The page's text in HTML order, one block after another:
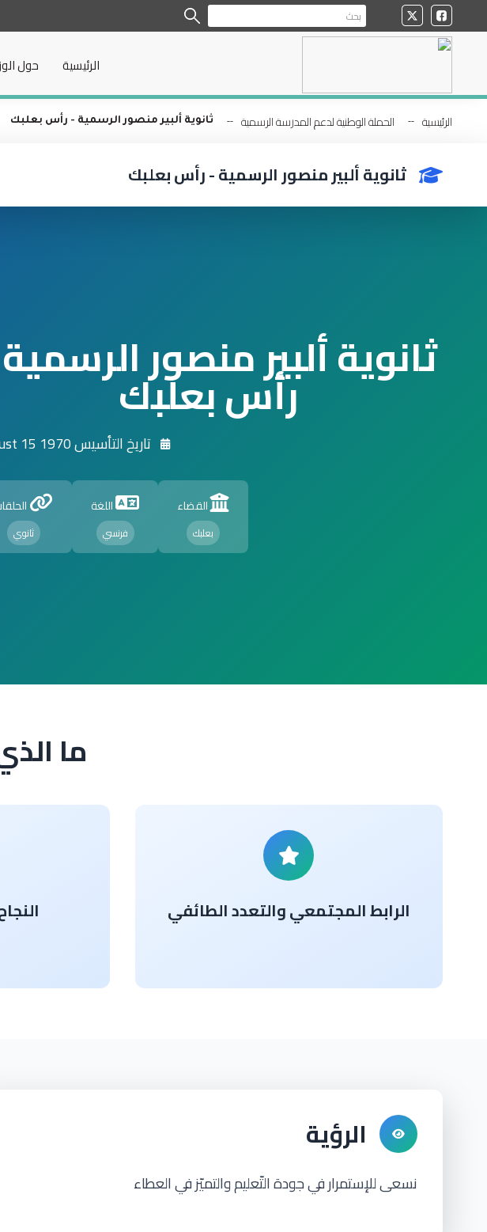
الرئيسية حول
الرئيسية الحملة الوطنية لدعم المدرسة الرسمية ثانوية ألبير منصور الرسمية - رأس بعلبك
ثانوية ألبير منصور الرسمية - رأس بعلبك
ثانوية ألبير منصور
رأس بعلبك
تاريخ التأسيس 1970 August 15
القضاء
بعلبك
اللغة
فرنسي ثانوي
ما
الرابط المجتمعي والتعدد الطائفي
الرؤية
نسعى للإستمرار في جودة التّعليم والتميّز في العطاء